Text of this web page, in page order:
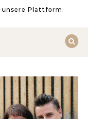
unsere Plattform.